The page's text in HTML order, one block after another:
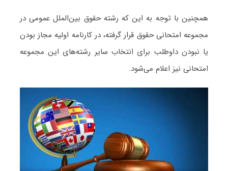
همچنین با توجه به این که رشته حقوق بین‌الملل عمومی در
مجموعه امتحانی حقوق قرار گرفته، در کارنامه اولیه مجاز بودن
یا نبودن داوطلب برای انتخاب سایر رشته‌های این مجموعه
امتحانی نیز اعلام می‌شود.